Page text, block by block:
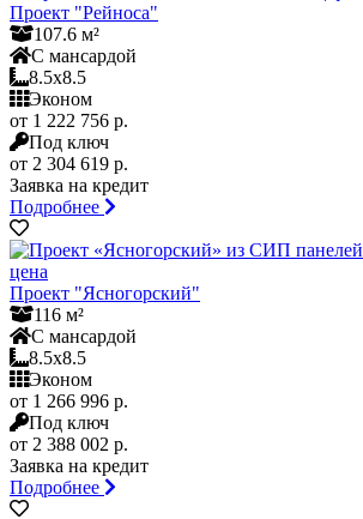
Проект "Рейноса"
107.6 м²
С мансардой
8.5x8.5
Эконом
от 1 222 756 р.
Под ключ
от 2 304 619 р.
Заявка на кредит
Подробнее
Проект "Ясногорский"
116 м²
С мансардой
8.5x8.5
Эконом
от 1 266 996 р.
Под ключ
от 2 388 002 р.
Заявка на кредит
Подробнее